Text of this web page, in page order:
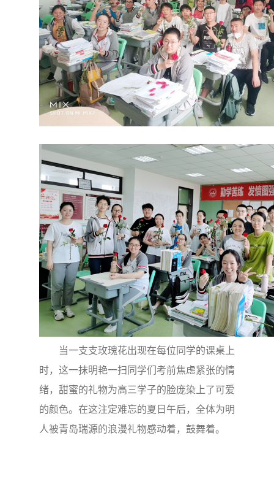
当一支支玫瑰花出现在每位同学的课桌上
时，这一抹明艳一扫同学们考前焦虑紧张的情
绪，甜蜜的礼物为高三学子的脸庞染上了可爱
的颜色。在这注定难忘的夏日午后，全体为明
人被青岛瑞源的浪漫礼物感动着，鼓舞着。